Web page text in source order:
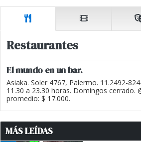
Restaurantes
El mundo en un bar.
Asiaka. Soler 4767, Palermo. 11.2492-
11.30 a 23.30 horas. Domingos cerrado.
promedio: $ 17.000.
MÁS LEÍDAS